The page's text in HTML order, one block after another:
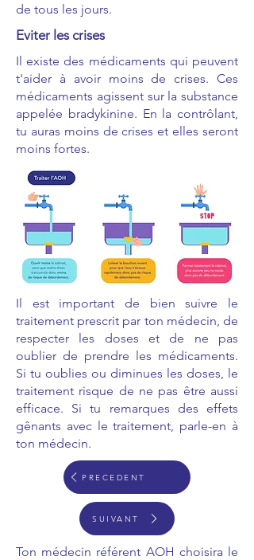
de tous les jours.
Eviter les crises
Il existe des médicaments qui peuvent
t'aider à avoir moins de crises. Ces
médicaments agissent sur la substance
appelée bradykinine. En la contrôlant,
tu auras moins de crises et elles seront
moins fortes.
Il est important de bien suivre le
traitement prescrit par ton médecin, de
respecter les doses et de ne pas
oublier de prendre les médicaments.
Si tu oublies ou diminues les doses, le
traitement risque de ne pas être aussi
efficace. Si tu remarques des effets
gênants avec le traitement, parle-en à
ton médecin.
PRECEDENT
SUIVANT
Ton médecin référent AOH choisira le